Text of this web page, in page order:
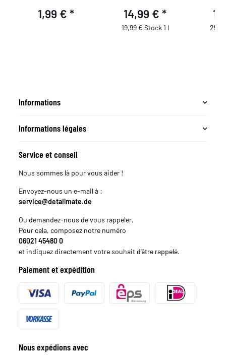
Detailmate
1,99 € * 14,99 €*
19,99 € Stock 1 l
Informations
Informations légales
Service et conseil
Nous sommes là pour vous aider !
Envoyez-nous un e-mail à :
service@detailmate.de
Ou demandez-nous de vous rappeler.
Pour cela, composez notre numéro
06021 45480 0
et indiquez directement votre souhait d'être rappelé.
Paiement et expédition
Nous expédions avec